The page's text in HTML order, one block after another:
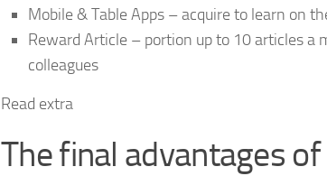
Mobile & Table Apps – acquire to learn on
Reward Article – portion up to 10 articles a
colleagues
Read extra
The final advantages